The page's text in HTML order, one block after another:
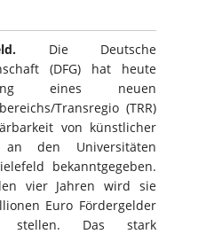
Die Deutsche
(DFG) hat heute
eines neuen
Transregio (TRR)
von künstlicher
an den Universitäten
bekanntgegeben.
vier Jahren wird sie
Euro Fördergelder
stellen. Das stark